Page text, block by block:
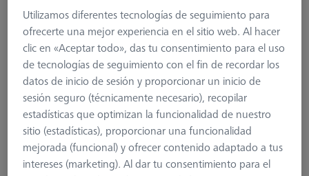
Racks de Sensores
ProMax para ZEISS O-INSPECT 322
Imprimir página
visión de conjunto
Utilizamos diferentes tecnologías de seguimiento para
ofrecerte una mejor experiencia en el sitio web. Al hacer
clic en «Aceptar todo», das tu consentimiento para el uso
de tecnologías de seguimiento con el fin de recordar los
datos de inicio de sesión y proporcionar un inicio de
sesión seguro (técnicamente necesario), recopilar
estadísticas que optimizan la funcionalidad de nuestro
sitio (estadísticas), proporcionar una funcionalidad
mejorada (funcional) y ofrecer contenido adaptado a tus
intereses (marketing). Al dar tu consentimiento para el